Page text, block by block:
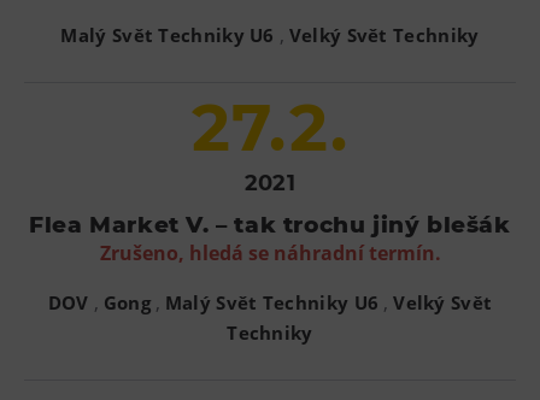
Tematické dárkové poukazy
Kroužky pro děti
Malý Svět Techniky U6 , Velký Svět Techniky
27.2.
2021
Flea Market V. – tak trochu jiný blešák
Zrušeno, hledá se náhradní termín.
DOV , Gong , Malý Svět Techniky U6 ,Velký Svět
Techniky